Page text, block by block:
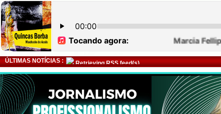
ÚLTIMAS NOTÍCIAS : Retrieving RSS feed(s)